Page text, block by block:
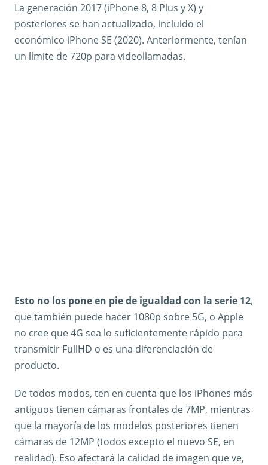
La generación 2017 (iPhone 8, 8 Plus y X) y
posteriores se han actualizado, incluido el
económico iPhone SE (2020). Anteriormente, tenían
un límite de 720p para videollamadas.
Esto no los pone en pie de igualdad con la serie 12,
que también puede hacer 1080p sobre 5G, o Apple
no cree que 4G sea lo suficientemente rápido para
transmitir FullHD o es una diferenciación de
producto.
De todos modos, ten en cuenta que los iPhones más
antiguos tienen cámaras frontales de 7MP, mientras
que la mayoría de los modelos posteriores tienen
cámaras de 12MP (todos excepto el nuevo SE, en
realidad). Eso afectará la calidad de imagen que ve,